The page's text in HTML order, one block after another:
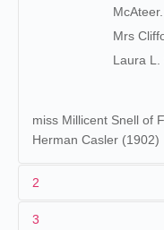
McAteer.
Mrs
Laura L.
miss Millicent Snell of
Herman Casler (1902)
2
3